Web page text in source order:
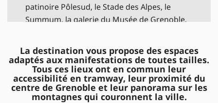
patinoire Pôlesud, le Stade des Alpes, le
Summum, la galerie du Musée de Grenoble,
Casino d'Uriage, le Château de Sassenage, la
scène de la Belle Électrique...
Deslieux classiques, historiques ou
franchement décalés, dans des décors
variés.
La destination vous propose des espaces
adaptés aux manifestations de toutes tailles.
Tous ces lieux ont en commun leur
accessibilité en tramway, leur proximité du
centre de Grenoble et leur panorama sur les
montagnes qui couronnent la ville.